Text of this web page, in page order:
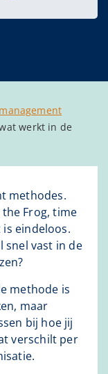
werkt in de
methodes.
Frog, time
eindeloos.
snel vast in de
methode is
maar
bij hoe jij
verschilt per